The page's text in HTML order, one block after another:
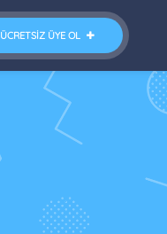
ÜCRETSIZ ÜYE OL